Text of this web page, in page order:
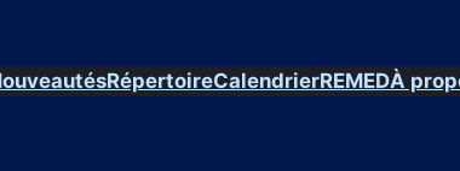
RépertoireCalendrierREMEDÀ